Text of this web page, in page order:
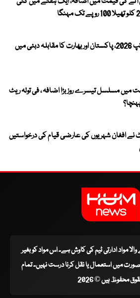
ویمنز ایشیا کپ 2026، پاکستان اور بھارت کا مقابلہ دبئی میں
میں مسلسل تیسرے روز بڑا اضافہ ، فی تولہ ریٹ
نے افغان شہریوں کی عارضی قیام کی درخواستیں
والا مواد ادارتی ٹیم کی کاوش ہے۔ اس مواد کو بغیر
میں استعمال یا نقل کرنا درست نہیں۔ تمام
محفوظ ہیں © 2026